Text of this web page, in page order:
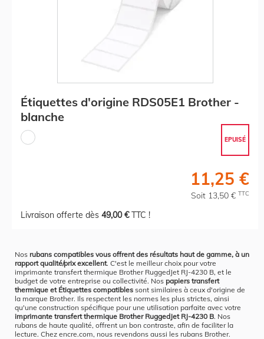
Étiquettes d'origine RDS05E1 Brother -
blanche
EPUISÉ
11,25 €
Soit 13,50 € TTC
Livraison offerte dès 49,00 €TTC !
Nos rubans compatibles vous offrent des résultats haut de gamme, à un
rapport qualité/prix excellent. C'est le meilleur choix pour votre
imprimante transfert thermique Brother RuggedJet RJ-4230 B, et le
budget de votre entreprise ou collectivité. Nos papiers transfert
thermique et Étiquettes compatibles sont similaires à ceux d'origine de
la marque Brother. Ils respectent les normes les plus strictes, ainsi
qu'une construction spécifique pour une utilisation parfaite avec votre
imprimante transfert thermique Brother RuggedJet RJ-4230 B. Nos
rubans de haute qualité, offrent un bon contraste, afin de faciliter la
lecture. Chez encre.com, nous revendons aussi les rubans Brother.